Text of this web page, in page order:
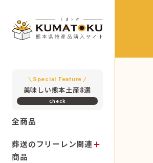
Special Feature
美味しい熊本土産8選
全商品
葬送のフリーレン関連
商品